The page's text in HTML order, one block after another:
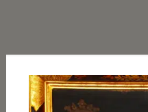
CENTRO DE DOCUMENTACIÓN DE
CUEVA DEL VIENTO